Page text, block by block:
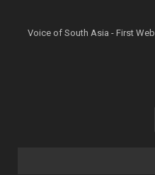
Voice of South Asia - First